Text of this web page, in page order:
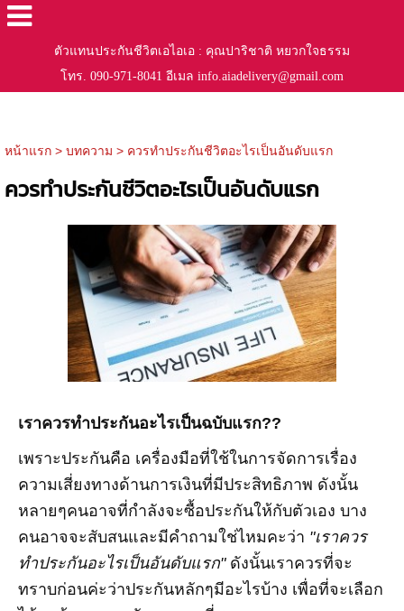
ตัวแทนประกันชีวิตเอไอเอ : คุณปาริชาติ หยวกใจธรรม
โทร. 090-971-8041 อีเมล info.aiadelivery@gmail.com
หน้าแรก> บทความ > ควรทำประกันชีวิตอะไรเป็นอันดับแรก
ควรทำประกันชีวิตอะไรเป็นอันดับแรก
เราควรทำประกันอะไรเป็นฉบับแรก??
เพราะประกันคือ เครื่องมือที่ใช้ในการจัดการเรื่อง
ความเสี่ยงทางด้านการเงินที่มีประสิทธิภาพ ดังนั้น
หลายๆคนอาจที่กำลังจะซื้อประกันให้กับตัวเอง บาง
คนอาจจะสับสนและมีคำถามใช่ไหมคะว่า "เราควร
ทำประกันอะไรเป็นอันดับแรก"ดังนั้นเราควรที่จะ
ทราบก่อนค่ะว่าประกันหลักๆมีอะไรบ้าง เพื่อที่จะเลือก